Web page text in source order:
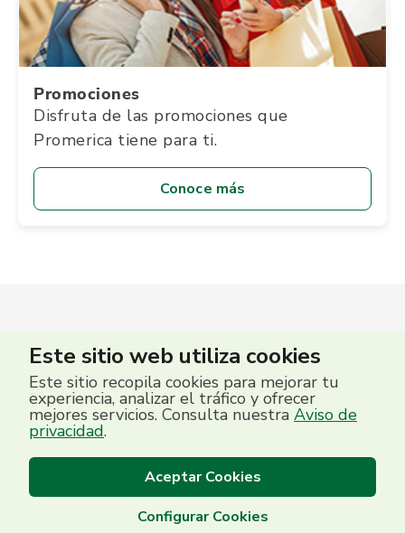
Promociones
Disfruta de las promociones que
Promerica tiene para ti.
Conoce más
Este sitio web utiliza cookies
Este sitio recopila cookies para mejorar tu
experiencia, analizar el tráfico y ofrecer
mejores servicios. Consulta nuestra Aviso de
privacidad.
Aceptar Cookies
Configurar Cookies